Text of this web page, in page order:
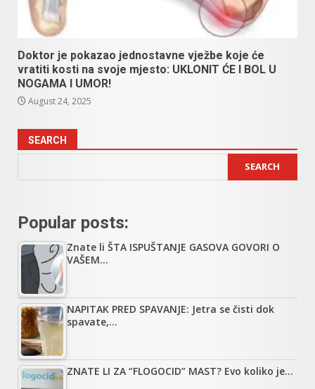
Doktor je pokazao jednostavne vježbe koje će
vratiti kosti na svoje mjesto: UKLONIT ĆE I BOL U
NOGAMA I UMOR!
August 24, 2025
SEARCH
SEARCH
Popular posts:
Znate li ŠTA ISPUŠTANJE GASOVA GOVORI O
VAŠEM…
NAPITAK PRED SPAVANJE: Jetra se čisti dok
spavate,…
ZNATE LI ZA “FLOGOCID” MAST? Evo koliko je…